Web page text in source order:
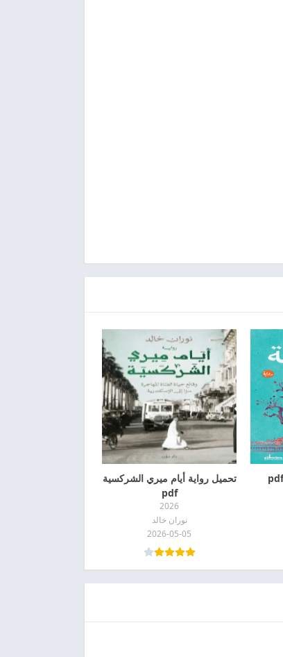
تحميل رواية أيام ميري الشركسية
pdf
2026
نوران خالد
2026-05-05